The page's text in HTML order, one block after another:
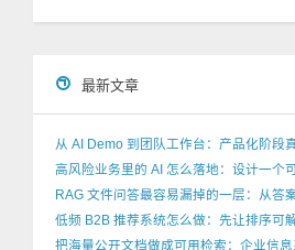
最新文章
从 AI Demo 到团队工作台：产品化阶段
高风险业务里的 AI 怎么落地：设计一个
RAG 文件问答最容易漏掉的一层：从答
低频 B2B 推荐系统怎么做：先让排序可
把海量公开文档做成可用检索：企业信